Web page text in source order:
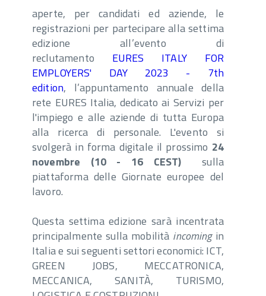
aperte, per candidati ed aziende, le
registrazioni per partecipare alla settima
edizione all’evento di
reclutamento EURES ITALY FOR
EMPLOYERS' DAY 2023 - 7th
edition, l’appuntamento annuale della
rete EURES Italia, dedicato ai Servizi per
l'impiego e alle aziende di tutta Europa
alla ricerca di personale. L'evento si
svolgerà in forma digitale il prossimo 24
novembre (10 - 16 CEST)
sulla
piattaforma delle Giornate europee del
lavoro.
Questa settima edizione sarà incentrata
principalmente sulla mobilità incomingin
Italia e sui seguenti settori economici: ICT,
GREEN JOBS, MECCATRONICA,
MECCANICA, SANITÀ, TURISMO,